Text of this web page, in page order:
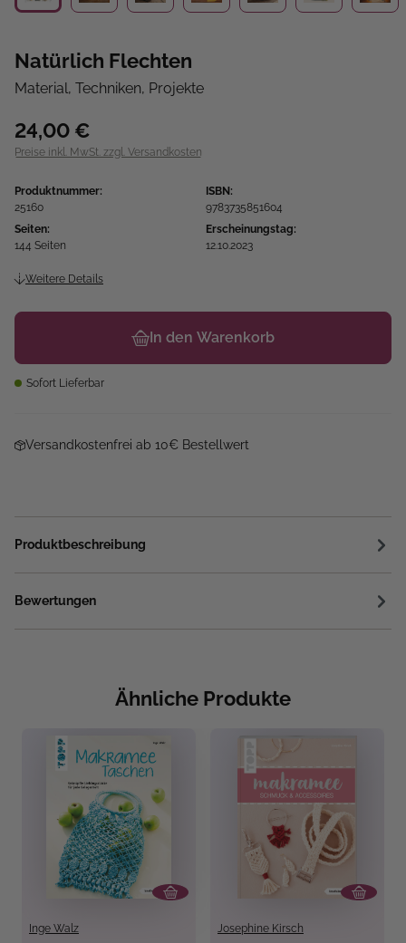
Natürlich Flechten
Material, Techniken, Projekte
24,00 €
Preise inkl. MwSt. zzgl. Versandkosten
Produktnummer:
25160
ISBN:
9783735851604
Seiten:
144 Seiten
Erscheinungstag:
12.10.2023
Weitere Details
In den Warenkorb
Sofort Lieferbar
Versandkostenfrei ab 10€ Bestellwert
Produktbeschreibung
Bewertungen
Ähnliche Produkte
Inge Walz Josephine Kirsch